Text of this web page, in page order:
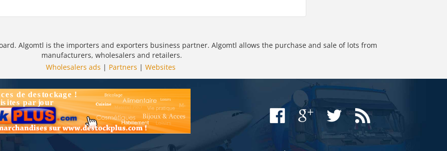
Algomtl is the importers and exporters business partner. Algomtl allows the purchase and sale of lots from
manufacturers, wholesalers and retailers.
Wholesalers ads | Partners | Websites